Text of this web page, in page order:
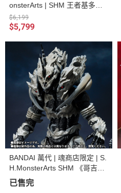
onsterArts | SHM 王者基多拉
(2019) 全新未拆
$6,199
$5,799
BANDAI 萬代 | 魂商店限定 | S.
H.MonsterArts SHM 《哥吉拉
最後戰役》怪獸X (預訂2022年
9月)
已售完